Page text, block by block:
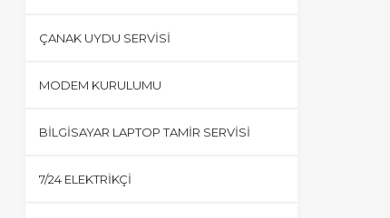
ÇANAK UYDU SERVISI
MODEM KURULUMU
BILGISAYAR LAPTOP TAMIR SERVISI
7/24 ELEKTRIKÇI